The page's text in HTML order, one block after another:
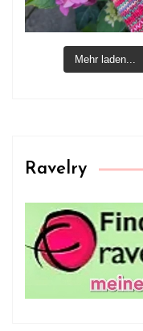
Mehr laden...
Ravelry